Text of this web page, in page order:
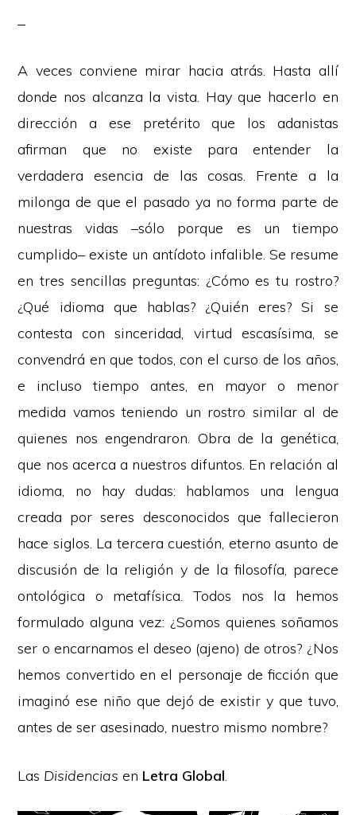
A veces conviene mirar hacia atrás. Hasta allí
donde nos alcanza la vista. Hay que hacerlo en
dirección a ese pretérito que los adanistas
afirman que no existe para entender la
verdadera esencia de las cosas. Frente a la
milonga de que el pasado ya no forma parte de
nuestras vidas –sólo porque es un tiempo
cumplido– existe un antídoto infalible. Se resume
en tres sencillas preguntas: ¿Cómo es tu rostro?
¿Qué idioma que hablas? ¿Quién eres? Si se
contesta con sinceridad, virtud escasísima, se
convendrá en que todos, con el curso de los años,
e incluso tiempo antes, en mayor o menor
medida vamos teniendo un rostro similar al de
quienes nos engendraron. Obra de la genética,
que nos acerca a nuestros difuntos. En relación al
idioma, no hay dudas: hablamos una lengua
creada por seres desconocidos que fallecieron
hace siglos. La tercera cuestión, eterno asunto de
discusión de la religión y de la filosofía, parece
ontológica o metafísica. Todos nos la hemos
formulado alguna vez: ¿Somos quienes soñamos
ser o encarnamos el deseo (ajeno) de otros? ¿Nos
hemos convertido en el personaje de ficción que
imaginó ese niño que dejó de existir y que tuvo,
antes de ser asesinado, nuestro mismo nombre?
Las Disidencias en Letra Global.